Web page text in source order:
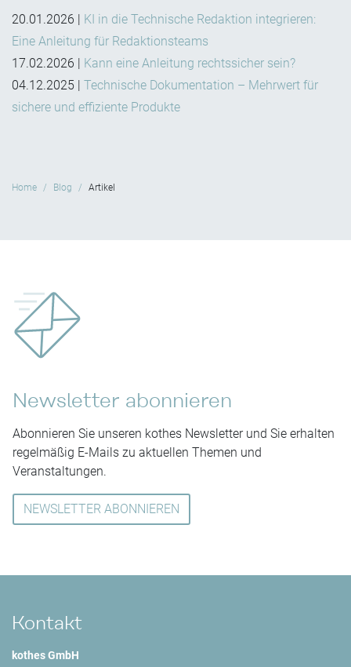
20.01.2026 | KI in die Technische Redaktion integrieren:
Eine Anleitung für Redaktionsteams
17.02.2026 | Kann eine Anleitung rechtssicher sein?
04.12.2025 | Technische Dokumentation – Mehrwert für
sichere und effiziente Produkte
Home Blog Artikel
Newsletter abonnieren
Abonnieren Sie unseren kothes Newsletter und Sie erhalten
regelmäßig E-Mails zu aktuellen Themen und
Veranstaltungen.
NEWSLETTER ABONNIEREN
Kontakt
kothes GmbH